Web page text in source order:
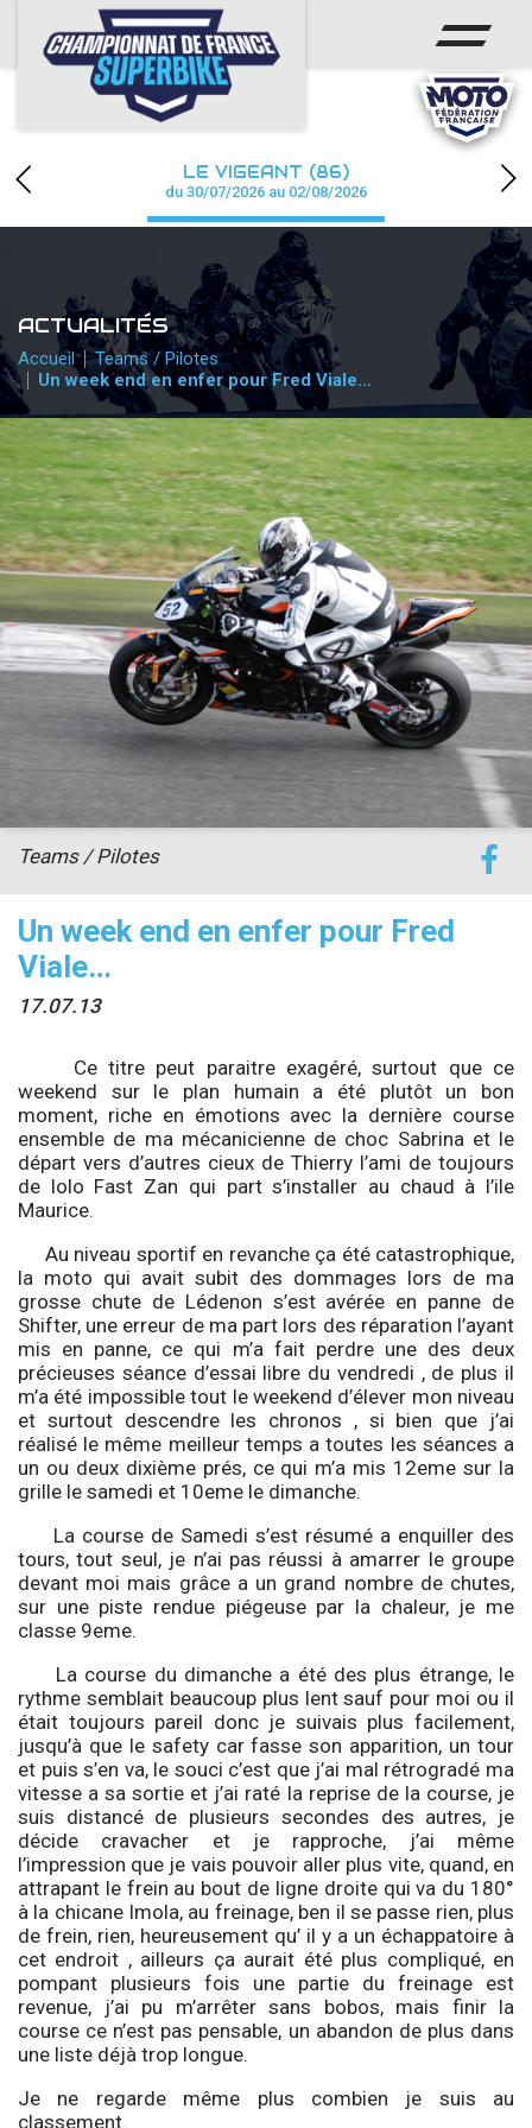
ACCUEIL
CHAMPIONNAT
CALENDRIER
PHOTOS / WEB TV
PARTENAIRES
PRESSE
PRESSE
accéder à la billetterie
LE VIGEANT (86)
du 30/07/2026 au 02/08/2026
ACTUALITÉS
Accueil
Teams / Pilotes
Un week end en enfer pour Fred Viale…
Un week end en enfer pour Fred
Viale…
17.07.13
Teams / Pilotes
Ce titre peut paraitre exagéré, surtout que ce
weekend sur le plan humain a été plutôt un bon
moment, riche en émotions avec la dernière course
ensemble de ma mécanicienne de choc Sabrina et le
départ vers d’autres cieux de Thierry l’ami de toujours
de lolo Fast Zan qui part s’installer au chaud à l’ile
Maurice.
Au niveau sportif en revanche ça été catastrophique,
la moto qui avait subit des dommages lors de ma
grosse chute de Lédenon s’est avérée en panne de
Shifter, une erreur de ma part lors des réparation l’ayant
mis en panne, ce qui m’a fait perdre une des deux
précieuses séance d’essai libre du vendredi , de plus il
m’a été impossible tout le weekend d’élever mon niveau
et surtout descendre les chronos , si bien que j’ai
réalisé le même meilleur temps a toutes les séances a
un ou deux dixième prés, ce qui m’a mis 12eme sur la
grille le samedi et 10eme le dimanche.
La course de Samedi s’est résumé a enquiller des
tours, tout seul, je n’ai pas réussi à amarrer le groupe
devant moi mais grâce a un grand nombre de chutes,
sur une piste rendue piégeuse par la chaleur, je me
classe 9eme.
La course du dimanche a été des plus étrange, le
rythme semblait beaucoup plus lent sauf pour moi ou il
était toujours pareil donc je suivais plus facilement,
jusqu’à que le safety car fasse son apparition, un tour
et puis s’en va, le souci c’est que j’ai mal rétrogradé ma
vitesse a sa sortie et j’ai raté la reprise de la course, je
suis distancé de plusieurs secondes des autres, je
décide cravacher et je rapproche, j’ai même
l’impression que je vais pouvoir aller plus vite, quand, en
attrapant le frein au bout de ligne droite qui va du 180°
à la chicane Imola, au freinage, ben il se passe rien, plus
de frein, rien, heureusement qu’ il y a un échappatoire à
cet endroit , ailleurs ça aurait été plus compliqué, en
pompant plusieurs fois une partie du freinage est
revenue, j’ai pu m’arrêter sans bobos, mais finir la
course ce n’est pas pensable, un abandon de plus dans
une liste déjà trop longue.
Je ne regarde même plus combien je suis au
classement.